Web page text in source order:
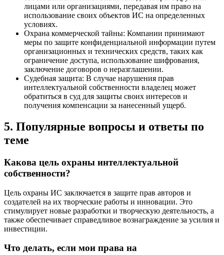
лицами или организациями, передавая им право на
использование своих объектов ИС на определенных
условиях.
Охрана коммерческой тайны: Компании принимают
меры по защите конфиденциальной информации путем
организационных и технических средств, таких как
ограничение доступа, использование шифрования,
заключение договоров о неразглашении.
Судебная защита: В случае нарушения прав
интеллектуальной собственности владелец может
обратиться в суд для защиты своих интересов и
получения компенсации за нанесенный ущерб.
5. Популярные вопросы и ответы по
теме
Какова цель охраны интеллектуальной
собственности?
Цель охраны ИС заключается в защите прав авторов и
создателей на их творческие работы и инновации. Это
стимулирует новые разработки и творческую деятельность, а
также обеспечивает справедливое вознаграждение за усилия и
инвестиции.
Что делать, если мои права на